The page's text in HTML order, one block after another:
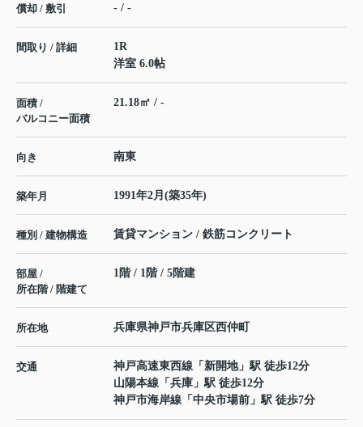
償却 / 敷引 - / -
間取り / 詳細
1R
洋室 6.0帖
面積 /
バルコニー面積
21.18㎡ / -
向き 南東
築年月 1991年2月(築35年)
種別 / 建物構造 賃貸マンション / 鉄筋コンクリート
部屋 /
所在階 / 階建て
1階 / 1階 / 5階建
所在地 兵庫県神戸市兵庫区西仲町
交通 神戸高速東西線 「 新開地」駅 徒歩12分
山陽本線 「 兵庫 」駅 徒歩12分
神戸市海岸線 「 中央市場前 」駅 徒歩7分